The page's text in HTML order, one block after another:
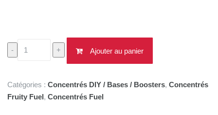
-
quantité
de
Hizagiri
30ml
+ Ajouter au panier
Catégories : Concentrés DIY / Bases / Boosters, Concentrés
Fruity Fuel, Concentrés Fuel